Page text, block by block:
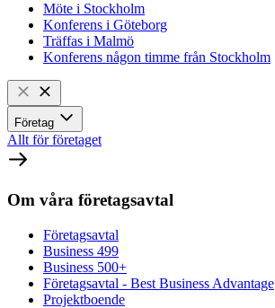
Möte i Stockholm
Konferens i Göteborg
Träffas i Malmö
Konferens någon timme från Stockholm
Företag
Allt för företaget
Om våra företagsavtal
Företagsavtal
Business 499
Business 500+
Företagsavtal - Best Business Advantage
Projektboende